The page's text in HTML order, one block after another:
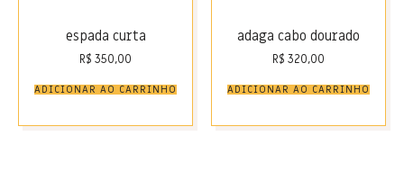
espada curta
R$ 350,00
ADICIONAR AO CARRINHO
adaga cabo dourado
R$ 320,00
ADICIONAR AO CARRINHO